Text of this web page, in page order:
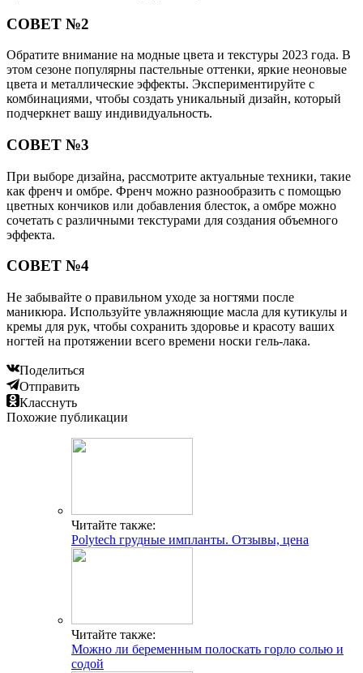
СОВЕТ №2
Обратите внимание на модные цвета и текстуры 2023 года. В
этом сезоне популярны пастельные оттенки, яркие неоновые
цвета и металлические эффекты. Экспериментируйте с
комбинациями, чтобы создать уникальный дизайн, который
подчеркнет вашу индивидуальность.
СОВЕТ №3
При выборе дизайна, рассмотрите актуальные техники, такие
как френч и омбре. Френч можно разнообразить с помощью
цветных кончиков или добавления блесток, а омбре можно
сочетать с различными текстурами для создания объемного
эффекта.
СОВЕТ №4
Не забывайте о правильном уходе за ногтями после
маникюра. Используйте увлажняющие масла для кутикулы и
кремы для рук, чтобы сохранить здоровье и красоту ваших
ногтей на протяжении всего времени носки гель-лака.
Поделиться
Отправить
Класснуть
Похожие публикации
Читайте также:
Polytech грудные импланты. Отзывы, цена
Читайте также:
Можно ли беременным полоскать горло солью и
содой